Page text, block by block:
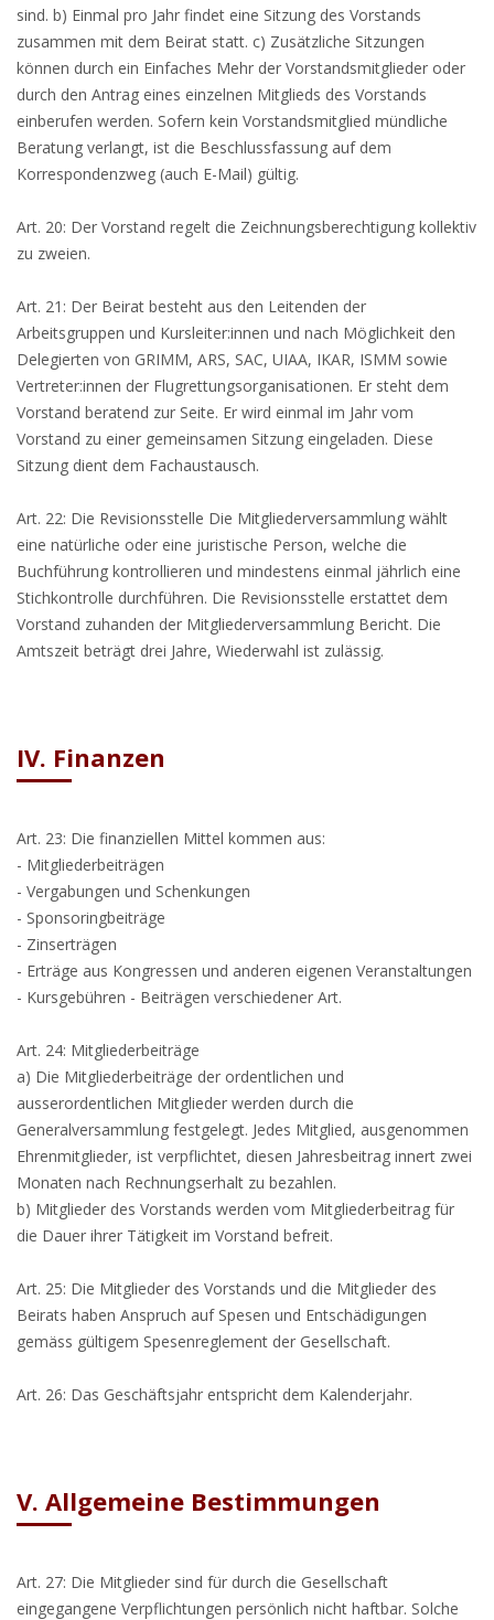
sind. b) Einmal pro Jahr findet eine Sitzung des Vorstands
zusammen mit dem Beirat statt. c) Zusätzliche Sitzungen
können durch ein Einfaches Mehr der Vorstandsmitglieder oder
durch den Antrag eines einzelnen Mitglieds des Vorstands
einberufen werden. Sofern kein Vorstandsmitglied mündliche
Beratung verlangt, ist die Beschlussfassung auf dem
Korrespondenzweg (auch E-Mail) gültig.
Art. 20: Der Vorstand regelt die Zeichnungsberechtigung kollektiv
zu zweien.
Art. 21: Der Beirat besteht aus den Leitenden der
Arbeitsgruppen und Kursleiter:innen und nach Möglichkeit den
Delegierten von GRIMM, ARS, SAC, UIAA, IKAR, ISMM sowie
Vertreter:innen der Flugrettungsorganisationen. Er steht dem
Vorstand beratend zur Seite. Er wird einmal im Jahr vom
Vorstand zu einer gemeinsamen Sitzung eingeladen. Diese
Sitzung dient dem Fachaustausch.
Art. 22: Die Revisionsstelle Die Mitgliederversammlung wählt
eine natürliche oder eine juristische Person, welche die
Buchführung kontrollieren und mindestens einmal jährlich eine
Stichkontrolle durchführen. Die Revisionsstelle erstattet dem
Vorstand zuhanden der Mitgliederversammlung Bericht. Die
Amtszeit beträgt drei Jahre, Wiederwahl ist zulässig.
IV. Finanzen
Art. 23: Die finanziellen Mittel kommen aus:
- Mitgliederbeiträgen
- Vergabungen und Schenkungen
- Sponsoringbeiträge
- Zinserträgen
- Erträge aus Kongressen und anderen eigenen Veranstaltungen
- Kursgebühren - Beiträgen verschiedener Art.
Art. 24: Mitgliederbeiträge
a) Die Mitgliederbeiträge der ordentlichen und
ausserordentlichen Mitglieder werden durch die
Generalversammlung festgelegt. Jedes Mitglied, ausgenommen
Ehrenmitglieder, ist verpflichtet, diesen Jahresbeitrag innert zwei
Monaten nach Rechnungserhalt zu bezahlen.
b) Mitglieder des Vorstands werden vom Mitgliederbeitrag für
die Dauer ihrer Tätigkeit im Vorstand befreit.
Art. 25: Die Mitglieder des Vorstands und die Mitglieder des
Beirats haben Anspruch auf Spesen und Entschädigungen
gemäss gültigem Spesenreglement der Gesellschaft.
Art. 26: Das Geschäftsjahr entspricht dem Kalenderjahr.
V. Allgemeine Bestimmungen
Art. 27: Die Mitglieder sind für durch die Gesellschaft
eingegangene Verpflichtungen persönlich nicht haftbar. Solche